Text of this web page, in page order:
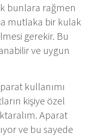
bunlara rağmen
mutlaka bir kulak
gerekir. Bu
ve uygun
kullanımı
kişiye özel
Aparat
ve bu sayede